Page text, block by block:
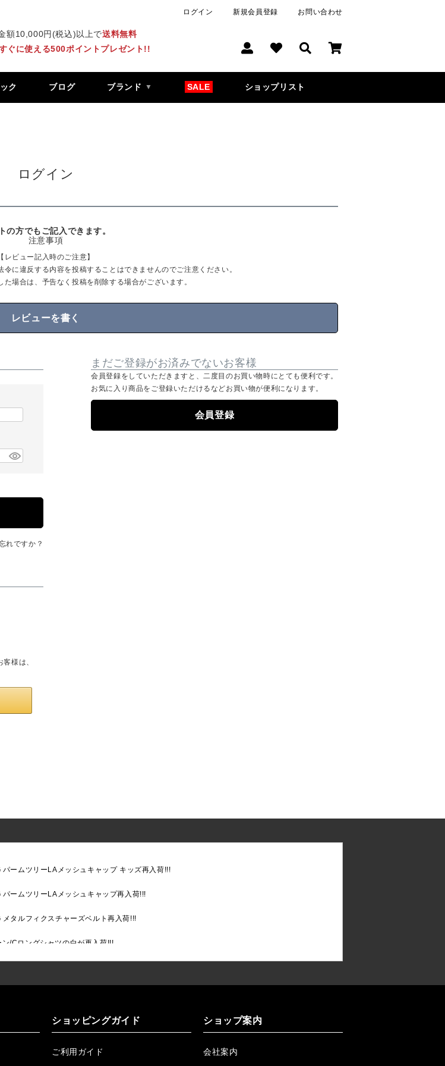
ログイン 新規会員登録 お問い合わせ
額10,000円(税込)以上で送料無料
ぐに使える500ポイントプレゼント!!
ク ブログ ブランド SALE ショップリスト
ログイン
の方でもご記入できます。
注意事項
【レビュー記入時のご注意】
に違反する内容を投稿することはできませんのでご注意ください。
場合は、予告なく投稿を削除する場合がございます。
レビューを書く
れですか？
様は、
まだご登録がお済みでないお客様
会員登録をしていただきますと、二度目のお買い物時にとても便利です。
お気に入り商品をご登録いただけるなどお買い物が便利になります。
会員登録
パームツリーLAメッシュキャップ キッズ再入荷!!!
パームツリーLAメッシュキャップ再入荷!!!
メタルフィクスチャーズベルト再入荷!!!
ン/Cロングシャツの白が再入荷!!!
ンジデニムロングパンツ再入荷!!!
ショッピングガイド
ご利用ガイド
ショップ案内
会社案内